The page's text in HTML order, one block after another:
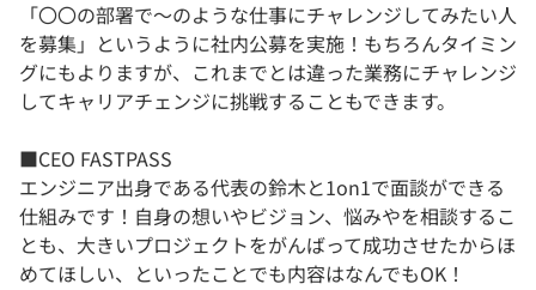
「〇〇の部署で～のような仕事にチャレンジしてみたい人
を募集」というように社内公募を実施！もちろんタイミン
グにもよりますが、これまでとは違った業務にチャレンジ
してキャリアチェンジに挑戦することもできます。
■CEO FASTPASS
エンジニア出身である代表の鈴木と1on1で面談ができる
仕組みです！自身の想いやビジョン、悩みやを相談するこ
とも、大きいプロジェクトをがんばって成功させたからほ
めてほしい、といったことでも内容はなんでもOK！